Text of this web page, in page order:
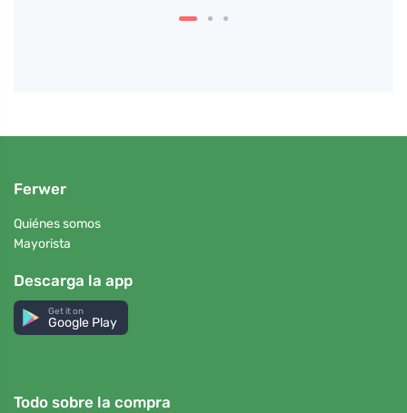
Ferwer
Quiénes somos
Mayorista
Descarga la app
Get it on
Google Play
Todo sobre la compra